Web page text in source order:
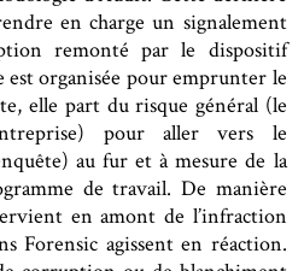
en charge un signalement
remonté par le dispositif
est organisée pour emprunter le
elle part du risque général (le
pour aller vers le
au fur et à mesure de la
de travail. De manière
en amont de l’infraction
Forensic agissent en réaction.